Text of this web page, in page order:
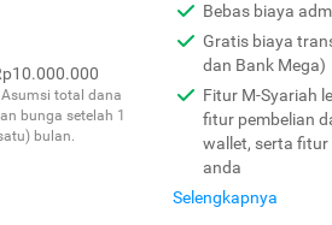
total dana
bunga setelah 1
bulan.
Bebas biaya
Gratis biaya
dan Bank Mega)
Fitur M-Syariah
fitur pembelian
wallet, serta
anda
Selengkapnya